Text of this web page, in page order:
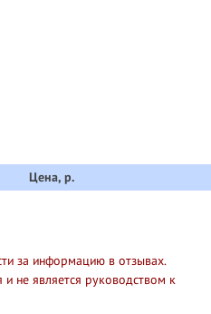
Цена, р.
за информацию в отзывах.
не является руководством к